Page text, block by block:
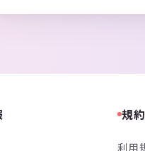
規約
利用